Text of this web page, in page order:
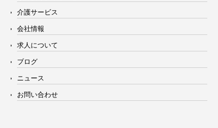
介護サービス
会社情報
求人について
ブログ
ニュース
お問い合わせ